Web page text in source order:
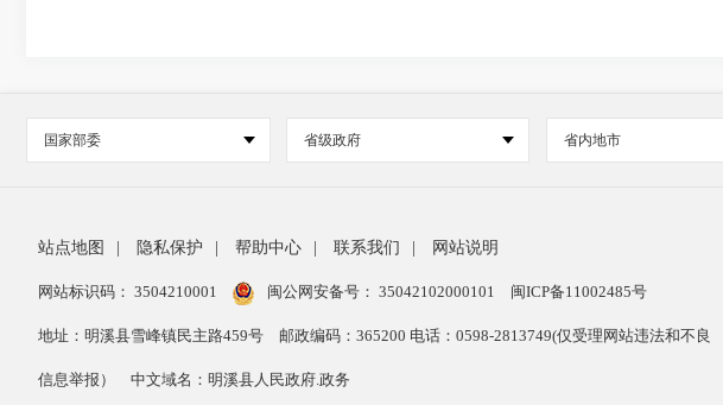
国家部委 省级政府 省内地市
站点地图 隐私保护 帮助中心 联系我们 网站说明
网站标识码： 3504210001 闽公网安备号： 35042102000101 闽ICP备11002485号
地址：明溪县雪峰镇民主路459号 邮政编码：365200 电话：0598-2813749(仅受理网站违法和不良
信息举报） 中文域名：明溪县人民政府.政务